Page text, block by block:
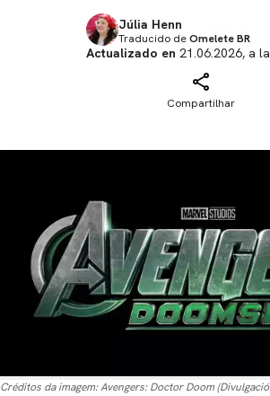
Júlia Henn
Traducido deOmelete BR
Actualizado en 21.06.2026, a
Compartilhar
Créditos da imagem:Avengers: Doctor Doom